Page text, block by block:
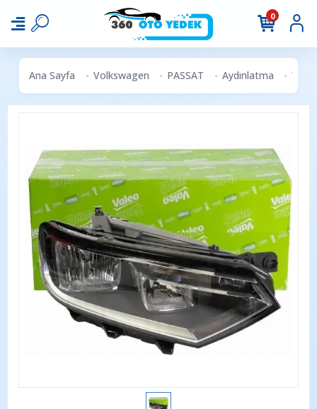
0
Ana Sayfa Volkswagen PASSAT Aydınlatma